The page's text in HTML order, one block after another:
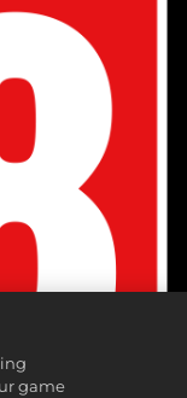
game